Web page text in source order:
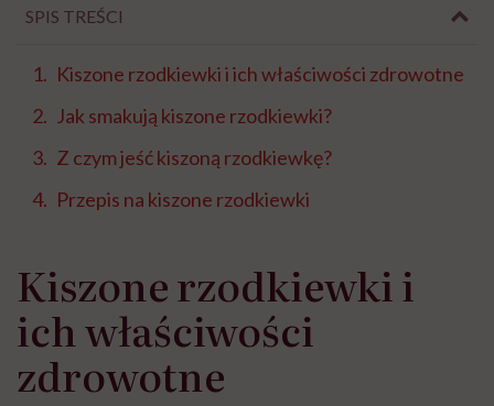
SPIS TREŚCI
Kiszone rzodkiewki i ich właściwości zdrowotne
Jak smakują kiszone rzodkiewki?
Z czym jeść kiszoną rzodkiewkę?
Przepis na kiszone rzodkiewki
Kiszone rzodkiewki i
ich właściwości
zdrowotne